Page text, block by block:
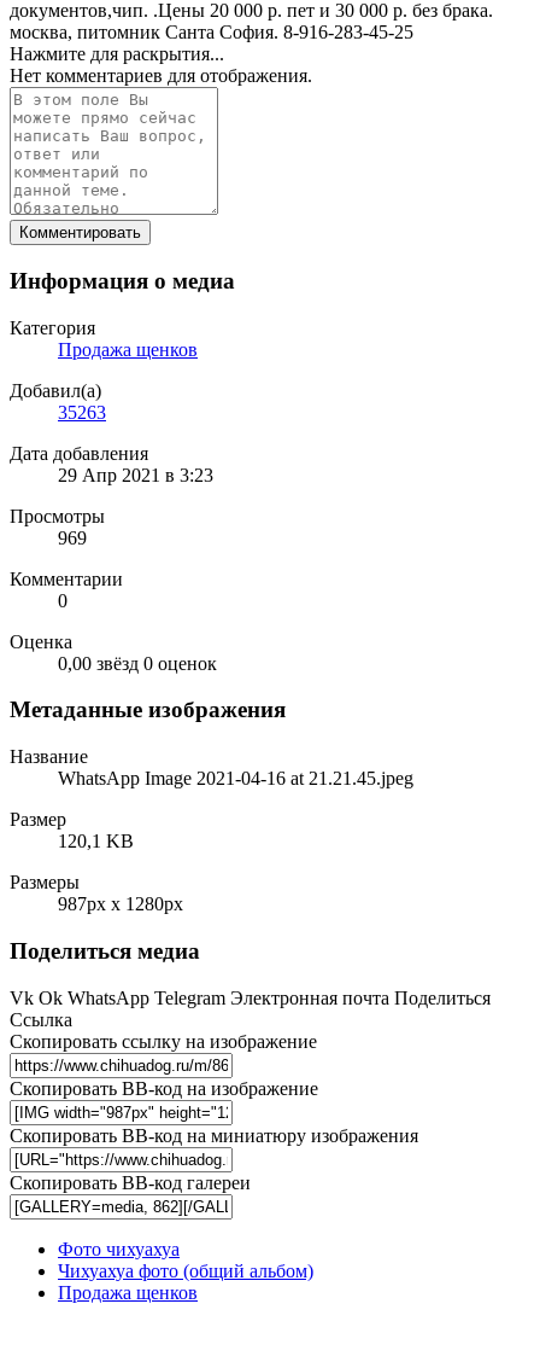
документов,чип. .Цены 20 000 р. пет и 30 000 р. без брака.
москва, питомник Санта София. 8-916-283-45-25
Нажмите для раскрытия...
Нет комментариев для отображения.
Комментировать
Информация о медиа
Категория
Продажа щенков
Добавил(а)
35263
Дата добавления
29 Апр 2021 в 3:23
Просмотры
969
Комментарии
0
Оценка
0,00 звёзд 0 оценок
Метаданные изображения
Название
WhatsApp Image 2021-04-16 at 21.21.45.jpeg
Размер
120,1 KB
Размеры
987px x 1280px
Поделиться медиа
Vk Ok WhatsApp Telegram Электронная почта Поделиться
Ссылка
Скопировать ссылку на изображение
Скопировать BB-код на изображение
Скопировать BB-код на миниатюру изображения
Скопировать BB-код галереи
Фото чихуахуа
Чихуахуа фото (общий альбом)
Продажа щенков